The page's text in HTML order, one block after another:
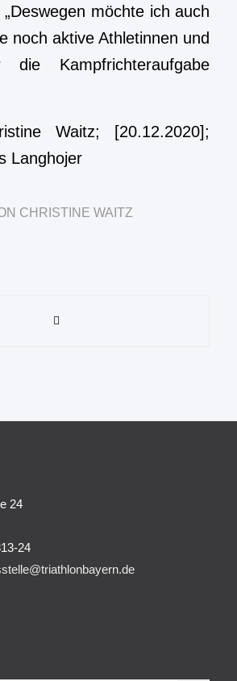
möchte ich auch
noch aktive Athletinnen und
Kampfrichteraufgabe
Waitz; [20.12.2020];
Langhojer
CHRISTINE WAITZ
24
24